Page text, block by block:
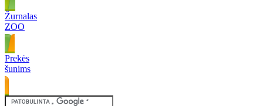
Žurnalas
ZOO
Prekės
šunims